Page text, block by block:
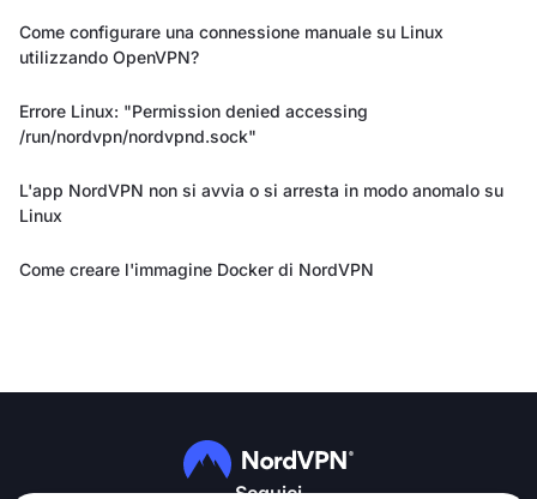
Come configurare una connessione manuale su Linux
utilizzando OpenVPN?
Errore Linux: "Permission denied accessing
/run/nordvpn/nordvpnd.sock"
L'app NordVPN non si avvia o si arresta in modo anomalo su
Linux
Come creare l'immagine Docker di NordVPN
Seguici